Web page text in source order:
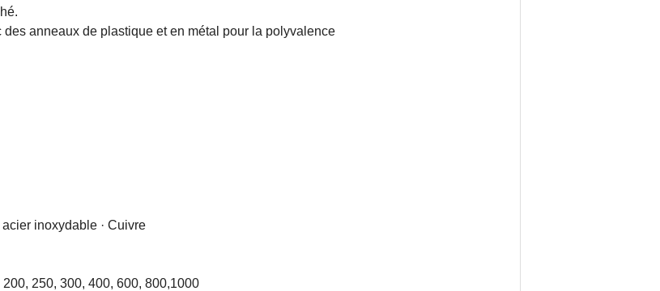
anneaux de plastique et en métal pour la polyvalence
inoxydable · Cuivre
250, 300, 400, 600, 800,1000